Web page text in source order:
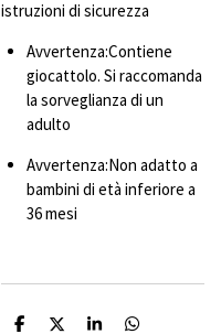
istruzioni di sicurezza
Avvertenza:Contiene
giocattolo. Si raccomanda
la sorveglianza di un
adulto
Avvertenza:Non adatto a
bambini di età inferiore a
36 mesi
C
C
C
C